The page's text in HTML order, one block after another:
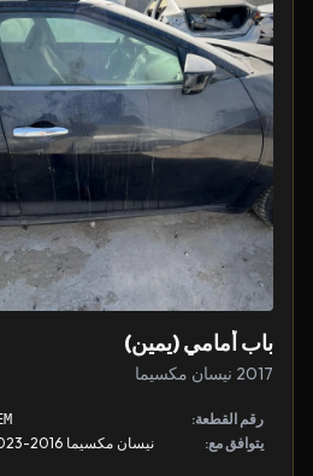
باب أمامي (يمين)
2017 نيسان مكسيما
رقم القطعة:
يتوافق مع: نيسان مكسيما 2016-2023